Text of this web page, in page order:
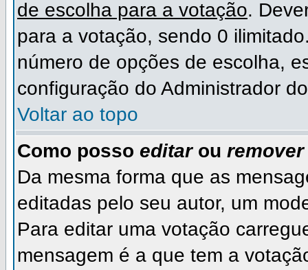
de escolha para a votação.
para a votação, sendo 0
número de opções de escolha,
configuração do Administrador
Voltar ao topo
Como posso editarou remover
Da mesma forma que as
editadas pelo seu autor, um
Para editar uma votação
mensagem é a que tem a